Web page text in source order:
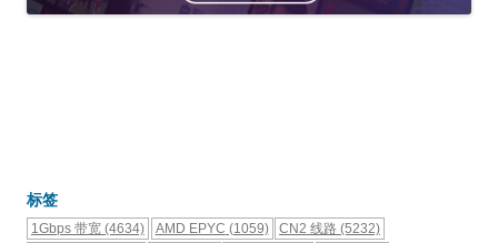
标签
1Gbps 带宽 (4634) AMD EPYC (1059) CN2 线路 (5232)